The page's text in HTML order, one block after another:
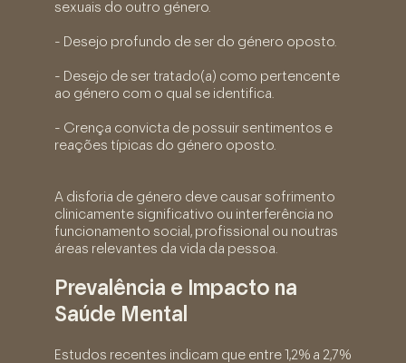
sexuais do outro género.
- Desejo profundo de ser do género oposto.
- Desejo de ser tratado(a) como pertencente
ao género com o qual se identifica.
- Crença convicta de possuir sentimentos e
reações típicas do género oposto.
A disforia de género deve causar sofrimento
clinicamente significativo ou interferência no
funcionamento social, profissional ou noutras
áreas relevantes da vida da pessoa.
Prevalência e Impacto na
Saúde Mental
Estudos recentes indicam que entre 1,2% a 2,7%